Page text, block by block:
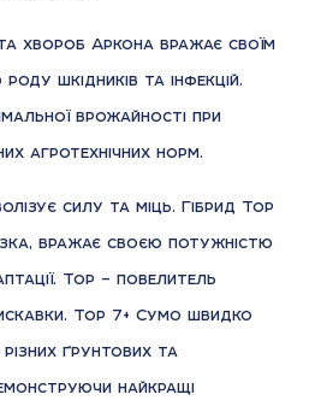
хвороб Аркона вражає своїм
шкідників та інфекцій.
врожайності при
агротехнічних норм.
силу та міць. Гібрид Тор
вражає своєю потужністю
Тор – повелитель
Тор 7+ Сумо швидко
ґрунтових та
найкращі